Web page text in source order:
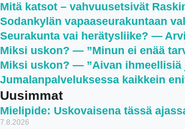
Mitä katsot – vahvuusetsivät
Sodankylän vapaaseurakuntaan
Seurakunta vai herätysliike? —
Miksi uskon? — ”Minun ei enää
Miksi uskon? — ”Aivan ihmeellisiä
Jumalanpalveluksessa kaikkein
Uusimmat
Mielipide: Uskovaisena tässä
7.8.2026